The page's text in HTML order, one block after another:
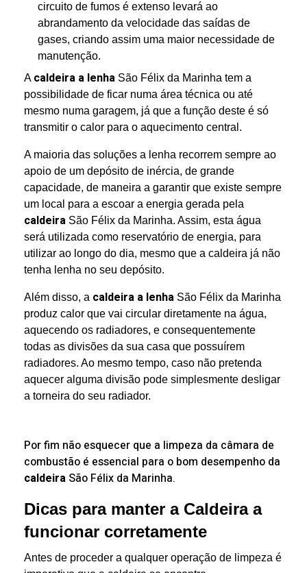
circuito de fumos é extenso levará ao
abrandamento da velocidade das saídas de
gases, criando assim uma maior necessidade de
manutenção.
A caldeira a lenha São Félix da Marinha tem a
possibilidade de ficar numa área técnica ou até
mesmo numa garagem, já que a função deste é só
transmitir o calor para o aquecimento central.
A maioria das soluções a lenha recorrem sempre ao
apoio de um depósito de inércia, de grande
capacidade, de maneira a garantir que existe sempre
um local para a escoar a energia gerada pela
caldeira São Félix da Marinha. Assim, esta água
será utilizada como reservatório de energia, para
utilizar ao longo do dia, mesmo que a caldeira já não
tenha lenha no seu depósito.
Além disso, a caldeira a lenha São Félix da Marinha
produz calor que vai circular diretamente na água,
aquecendo os radiadores, e consequentemente
todas as divisões da sua casa que possuírem
radiadores. Ao mesmo tempo, caso não pretenda
aquecer alguma divisão pode simplesmente desligar
a torneira do seu radiador.
Por fim não esquecer que a limpeza da câmara de
combustão é essencial para o bom desempenho da
caldeira São Félix da Marinha.
Dicas para manter a Caldeira a
funcionar corretamente
Antes de proceder a qualquer operação de limpeza é